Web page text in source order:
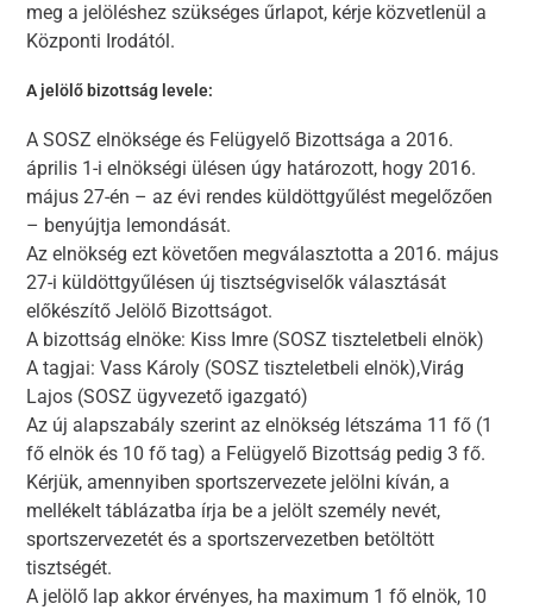
meg a jelöléshez szükséges űrlapot, kérje közvetlenül a
Központi Irodától.
A jelölő bizottság levele:
A SOSZ elnöksége és Felügyelő Bizottsága a 2016.
április 1-i elnökségi ülésen úgy határozott, hogy 2016.
május 27-én – az évi rendes küldöttgyűlést megelőzően
– benyújtja lemondását.
Az elnökség ezt követően megválasztotta a 2016. május
27-i küldöttgyűlésen új tisztségviselők választását
előkészítő Jelölő Bizottságot.
A bizottság elnöke: Kiss Imre (SOSZ tiszteletbeli elnök)
A tagjai: Vass Károly (SOSZ tiszteletbeli elnök),Virág
Lajos (SOSZ ügyvezető igazgató)
Az új alapszabály szerint az elnökség létszáma 11 fő (1
fő elnök és 10 fő tag) a Felügyelő Bizottság pedig 3 fő.
Kérjük, amennyiben sportszervezete jelölni kíván, a
mellékelt táblázatba írja be a jelölt személy nevét,
sportszervezetét és a sportszervezetben betöltött
tisztségét.
A jelölő lap akkor érvényes, ha maximum 1 fő elnök, 10